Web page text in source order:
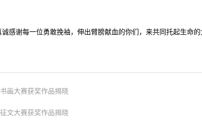
感谢每一位勇敢挽袖，伸出臂膀献血的你们，来共同托起生命
画大赛获奖作品揭晓
文大赛获奖作品揭晓